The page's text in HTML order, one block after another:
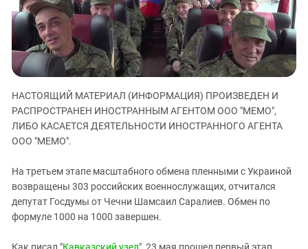
ЗАСТАВЛЯЕТ
КАВКАЗ ЗА ПАЛЕСТИНУ
ИНАКОМЫСЛИЕ В ЧЕЧНЕ
ПРЕСЛЕДОВАНИЕ АКТИВИСТОВ
МОБИЛИЗАЦИЯ И ПРОТЕСТЫ
Дагестан
Ингушетия
Кабардино-Балкария
Калмыкия
Карачаево-Черкесия
Нагорный Карабах
Ростовская область
Северная Осетия - Алания
СКФО
Ставропольский край
НАСТОЯЩИЙ МАТЕРИАЛ (ИНФОРМАЦИЯ) ПРОИЗВЕДЕН И
РАСПРОСТРАНЕН ИНОСТРАННЫМ АГЕНТОМ ООО "МЕМО",
ЛИБО КАСАЕТСЯ ДЕЯТЕЛЬНОСТИ ИНОСТРАННОГО АГЕНТА
ООО "МЕМО".
На третьем этапе масштабного обмена пленными с Украиной
возвращены 303 российских военнослужащих, отчитался
депутат Госдумы от Чечни Шамсаил Саралиев. Обмен по
формуле 1000 на 1000 завершен.